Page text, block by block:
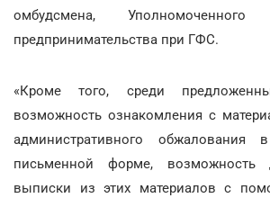
омбудсмена,
предпринимательства при ГФС.
«Кроме того, среди
возможность ознакомления с
административного обжалования
письменной форме,
выписки из этих материалов с